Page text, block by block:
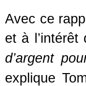
Avec ce
et à
d’argent
explique